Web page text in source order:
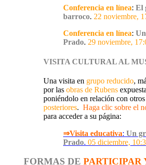
Conferencia en línea: El
barroco. 22 noviembre,
Conferencia en línea:
Prado. 29 noviembre,
VISITA CULTURAL AL
Una visita en grupo reducido,
por las obras de Rubens
poniéndolo en relación con otros
posteriores. Haga clic sobre el
para acceder a su página:
⇒Visita educativa: Un
Prado. 05 diciembre,
FORMAS DE PARTICIPAR